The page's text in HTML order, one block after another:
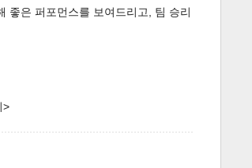
좋은 퍼포먼스를 보여드리고, 팀 승리
>